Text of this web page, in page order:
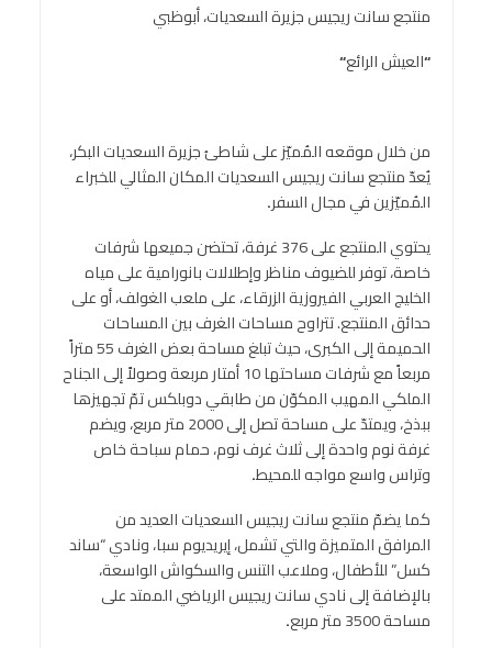
منتجع سانت ريجيس جزيرة السعديات، أبوظبي
“العيش الرائع“
من خلال موقعه المُميّز على شاطئ جزيرة السعديات البكر،
يُعدّ منتجع سانت ريجيس السعديات المكان المثالي للخبراء
المُميّزين في مجال السفر.
يحتوي المنتجع على 376 غرفة، تحتضن جميعها شرفات
خاصة، توفر للضيوف مناظر وإطلالات بانورامية على مياه
الخليج العربي الفيروزية الزرقاء، على ملعب الغولف، أو على
حدائق المنتجع. تتراوح مساحات الغرف بين المساحات
الحميمة إلى الكبرى، حيث تبلغ مساحة بعض الغرف 55 متراً
مربعاً مع شرفات مساحتها 10 أمتار مربعة وصولاً إلى الجناح
الملكي المهيب المكوّن من طابقي دوبلكس تمّ تجهيزها
ببذخ، ويمتدّ على مساحة تصل إلى 2000 متر مربع، ويضم
غرفة نوم واحدة إلى ثلاث غرف نوم، حمام سباحة خاص
وتراس واسع مواجه للمحيط.
كما يضمّ منتجع سانت ريجيس السعديات العديد من
المرافق المتميزة والتي تشمل، إيريديوم سبا، ونادي “ساند
كسل” للأطفال، وملاعب التنس والسكواش الواسعة،
بالإضافة إلى نادي سانت ريجيس الرياضي الممتد على
مساحة 3500 متر مربع
.